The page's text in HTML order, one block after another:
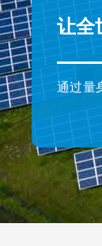
让全
通过量